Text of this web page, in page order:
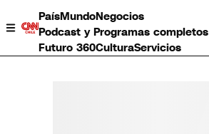
PaísMundoNegocios
Podcast y Programas completos
Futuro 360CulturaServicios